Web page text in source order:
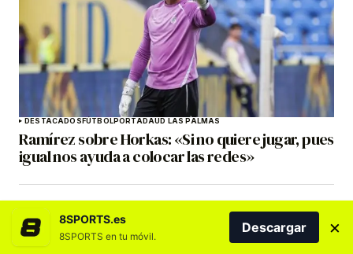
DESTACADOSFÚTBOLPORTADAUD LAS PALMAS
Ramírez sobre Horkas: «Si no quiere jugar, pues
igual nos ayuda a colocar las redes»
8SPORTS.es
8SPORTS en tu móvil.
Descargar ×